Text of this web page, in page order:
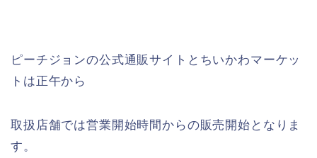
ピーチジョンの公式通販サイトとちいかわマーケッ
トは正午から
取扱店舗では営業開始時間からの販売開始となりま
す。